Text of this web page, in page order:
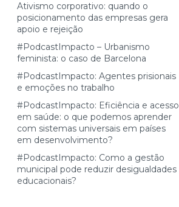
Ativismo corporativo: quando o
posicionamento das empresas gera
apoio e rejeição
#PodcastImpacto – Urbanismo
feminista: o caso de Barcelona
#PodcastImpacto: Agentes prisionais
e emoções no trabalho
#PodcastImpacto: Eficiência e acesso
em saúde: o que podemos aprender
com sistemas universais em países
em desenvolvimento?
#PodcastImpacto: Como a gestão
municipal pode reduzir desigualdades
educacionais?